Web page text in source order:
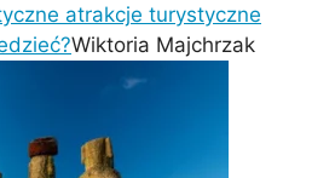
atrakcje turystyczne
Wiktoria Majchrzak